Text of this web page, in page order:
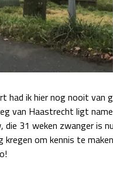
ik hier nog nooit van
van Haastrecht ligt
31 weken zwanger is
kregen om kennis te